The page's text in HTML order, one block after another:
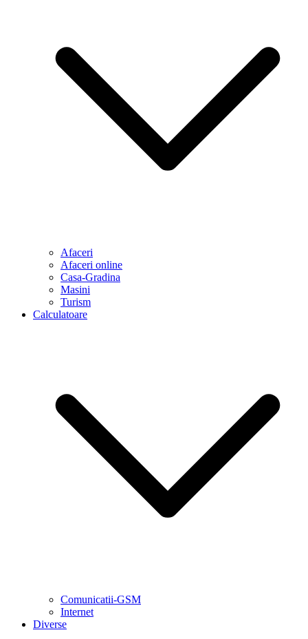
Afaceri
Afaceri online
Casa-Gradina
Masini
Turism
Calculatoare
Comunicatii-GSM
Internet
Diverse